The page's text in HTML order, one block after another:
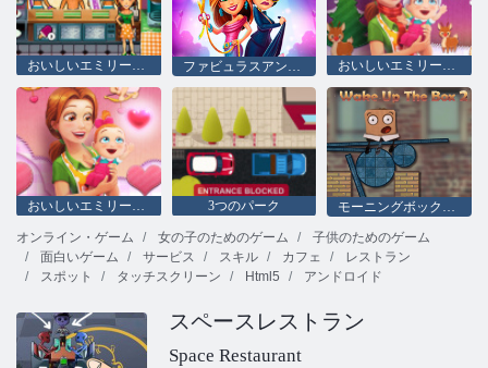
おいしいエミリーのクック＆ゴー ファビュラスアンジェラのファッションフィーバー おいしいエミリーの新しい始まりのクリスマス版
おいしいエミリーの新しいバレンタイン版 3つのパーク
モーニングボックス2
オンライン・ゲーム
女の子のためのゲーム
子供のためのゲーム
面白いゲーム
サービス スキル カフェ
レストラン
スポット
タッチスクリーン Html5 アンドロイド
スペースレストラン
Space Restaurant